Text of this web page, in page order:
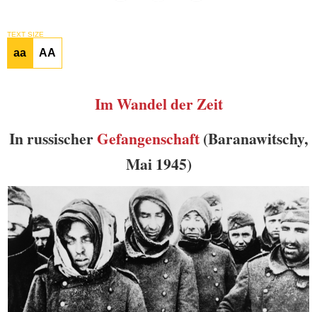
TEXT SIZE
aa AA
Im Wandel der Zeit
In russischerGefangenschaft(Baranawitschy,
Mai 1945)